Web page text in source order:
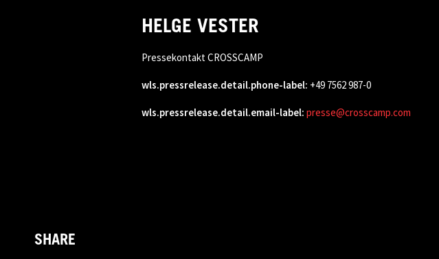
HELGE VESTER
Pressekontakt CROSSCAMP
wls.pressrelease.detail.phone-label: +49 7562 987-0
wls.pressrelease.detail.email-label: presse@crosscamp.com
SHARE